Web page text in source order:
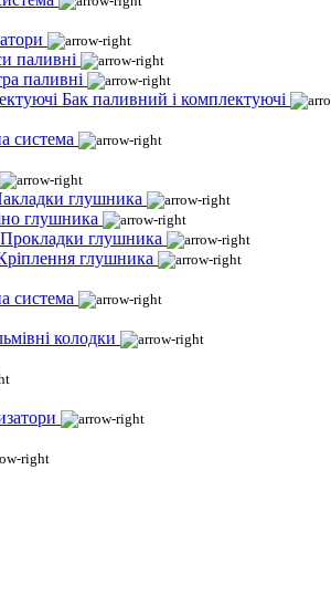
паливні
паливні
Бак паливний і комплектуючі
система
глушника
глушника
Прокладки глушника
глушника
система
колодки